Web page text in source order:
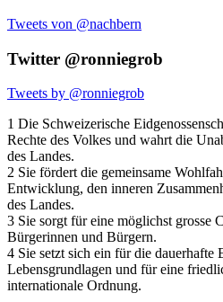
Tweets von @nachbern
Twitter @ronniegrob
Tweets by @ronniegrob
1 Die Schweizerische
Rechte des Volkes und wahrt die
des Landes.
2 Sie fördert die gemeinsame
Entwicklung, den inneren
des Landes.
3 Sie sorgt für eine möglichst grosse
Bürgerinnen und Bürgern.
4 Sie setzt sich ein für die dauerhafte
Lebensgrundlagen und für eine
internationale Ordnung.